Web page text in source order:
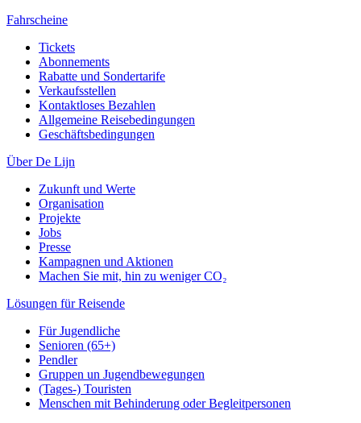
Fahrscheine
Tickets
Abonnements
Rabatte und Sondertarife
Verkaufsstellen
Kontaktloses Bezahlen
Allgemeine Reisebedingungen
Geschäftsbedingungen
Über De Lijn
Zukunft und Werte
Organisation
Projekte
Jobs
Presse
Kampagnen und Aktionen
Machen Sie mit, hin zu weniger CO₂
Lösungen für Reisende
Für Jugendliche
Senioren (65+)
Pendler
Gruppen un Jugendbewegungen
(Tages-) Touristen
Menschen mit Behinderung oder Begleitpersonen